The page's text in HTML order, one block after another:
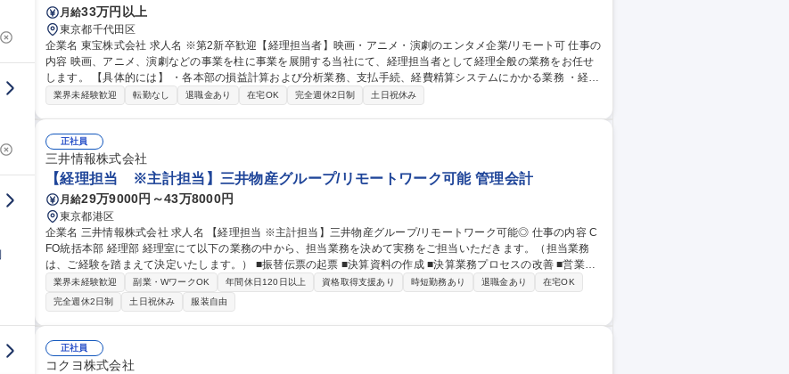
月給33万円以上
東京都千代田区
企業名 東宝株式会社 求人名 ※第2新卒歓迎【経理担当者】映画・アニメ・演劇のエンタメ企業/リモート可 仕事の
内容 映画、アニメ、演劇などの事業を柱に事業を展開する当社にて、経理担当者として経理全般の業務をお任せ
します。 【具体的には】 ・各本部の損益計算および分析業務、支払手続、経費精算システムにかかる業務 ・経営
情報管理システムの帳簿利用にかかる統括業務 ・決算業務や開示請求業務 等 募集職種 ※第2新卒歓迎【経理担当
業界未経験歓迎 転勤なし 退職金あり 在宅OK 完全週休2日制 土日祝休み
正社員
三井情報株式会社
【経理担当 ※主計担当】三井物産グループ/リモートワーク可能 管理会計
月給29万9000円～43万8000円
東京都港区
企業名 三井情報株式会社 求人名 【経理担当 ※主計担当】三井物産グループ/リモートワーク可能◎ 仕事の内容 C
FO統括本部 経理部 経理室にて以下の業務の中から、担当業務を決めて実務をご担当いただきます。（担当業務
は、ご経験を踏まえて決定いたします。） ■振替伝票の起票 ■決算資料の作成 ■決算業務プロセスの改善 ■営業部
署等からの会計/税務相談対応 ■監査法人対応 【プロジェクト例】■生産性向上への取り組み ■業務標準化プロジェ
クト 募集職種 【経理担当 ※主計担当】三井物産グループ/リモートワーク可能◎
業界未経験歓迎 副業・WワークOK 年間休日120日以上 資格取得支援あり 時短勤務あり 退職金あり
在宅OK
完全週休2日制
土日祝休み 服装自由
正社員
コクヨ株式会社